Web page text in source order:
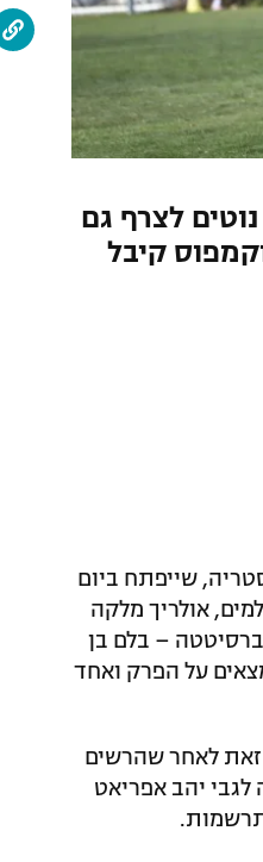
לצרף גם
קיבל
שייפתח ביום
אולריך מלקה
– בלם בן
על הפרק ואחד
זאת לאחר שהרשים
לגבי יהב אפריאט